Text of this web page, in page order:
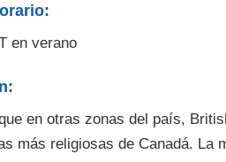
en verano
en otras zonas del país,
más religiosas de Canadá. La